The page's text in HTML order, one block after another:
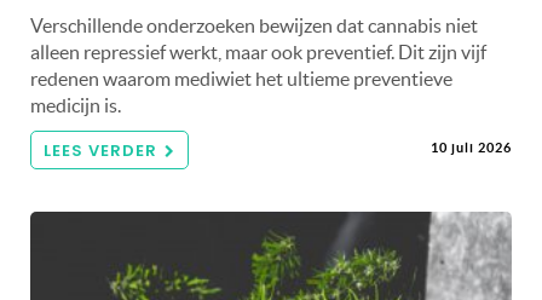
Verschillende onderzoeken bewijzen dat cannabis niet
alleen repressief werkt, maar ook preventief. Dit zijn vijf
redenen waarom mediwiet het ultieme preventieve
medicijn is.
LEES VERDER 10 juli 2026